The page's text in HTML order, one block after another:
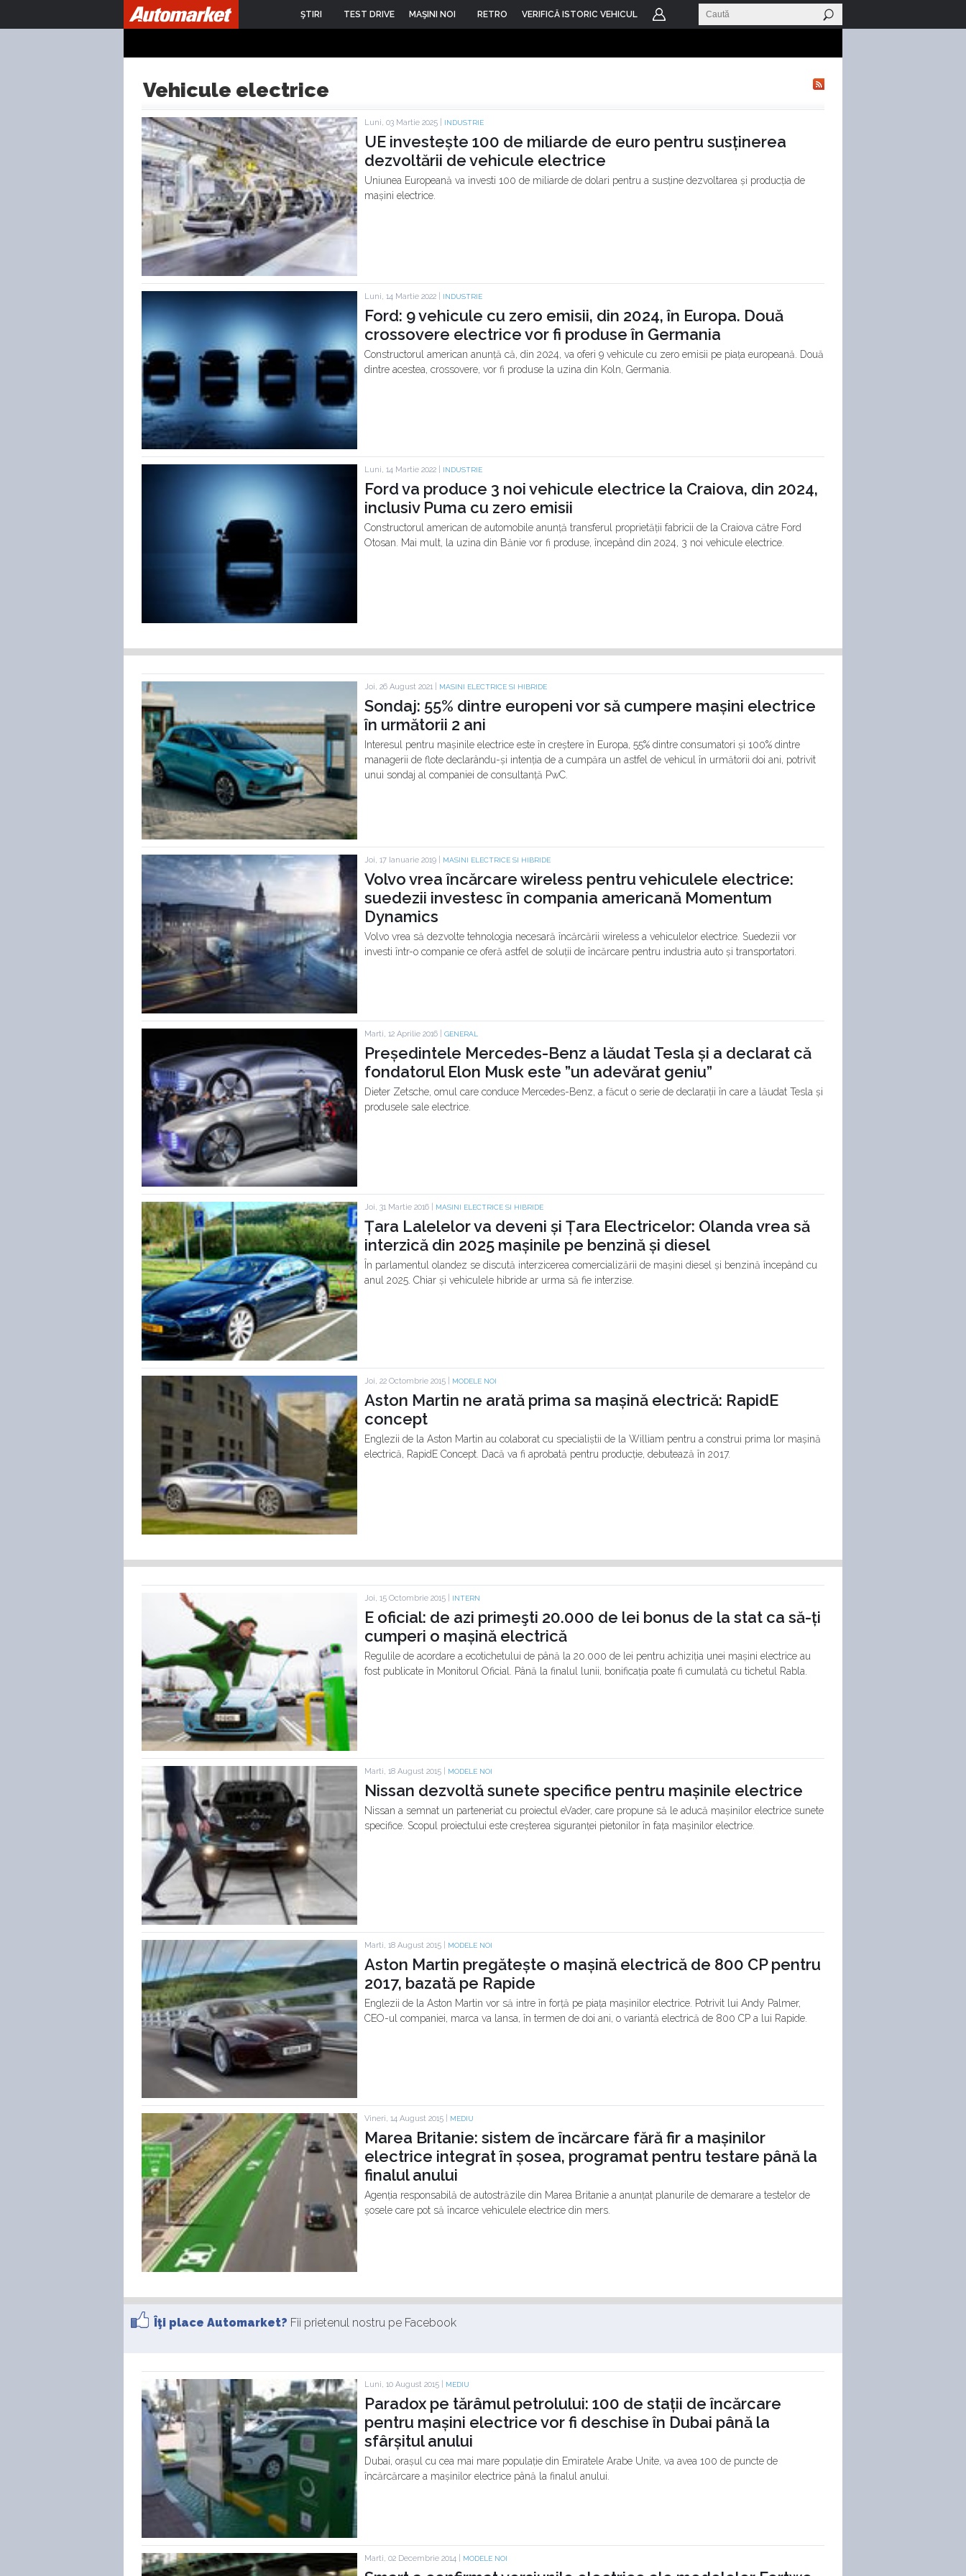
ŞTIRI TEST DRIVE MAŞINI NOI RETRO VERIFICĂ ISTORIC VEHICUL
Vehicule electrice
Luni, 03 Martie 2025 | INDUSTRIE
UE investește 100 de miliarde de euro pentru susținerea
dezvoltării de vehicule electrice
Uniunea Europeană va investi 100 de miliarde de dolari pentru a susține dezvoltarea și producția de
mașini electrice.
Luni, 14 Martie 2022 | INDUSTRIE
Ford: 9 vehicule cu zero emisii, din 2024, în Europa. Două
crossovere electrice vor fi produse în Germania
Constructorul american anunță că, din 2024, va oferi 9 vehicule cu zero emisii pe piața europeană. Două
dintre acestea, crossovere, vor fi produse la uzina din Koln, Germania.
Luni, 14 Martie 2022 | INDUSTRIE
Ford va produce 3 noi vehicule electrice la Craiova, din 2024,
inclusiv Puma cu zero emisii
Constructorul american de automobile anunță transferul proprietății fabricii de la Craiova către Ford
Otosan. Mai mult, la uzina din Bănie vor fi produse, începând din 2024, 3 noi vehicule electrice.
Joi, 26 August 2021 | MASINI ELECTRICE SI HIBRIDE
Sondaj: 55% dintre europeni vor să cumpere mașini electrice
în următorii 2 ani
Interesul pentru mașinile electrice este în creștere în Europa, 55% dintre consumatori și 100% dintre
managerii de flote declarându-și intenția de a cumpăra un astfel de vehicul în următorii doi ani, potrivit
unui sondaj al companiei de consultanță PwC.
Joi, 17 Ianuarie 2019 | MASINI ELECTRICE SI HIBRIDE
Volvo vrea încărcare wireless pentru vehiculele electrice:
suedezii investesc în compania americană Momentum
Dynamics
Volvo vrea să dezvolte tehnologia necesară încărcării wireless a vehiculelor electrice. Suedezii vor
investi într-o companie ce oferă astfel de soluții de încărcare pentru industria auto și transportatori.
Marti, 12 Aprilie 2016 | GENERAL
Președintele Mercedes-Benz a lăudat Tesla și a declarat că
fondatorul Elon Musk este ”un adevărat geniu”
Dieter Zetsche, omul care conduce Mercedes-Benz, a făcut o serie de declarații în care a lăudat Tesla și
produsele sale electrice.
Joi, 31 Martie 2016 | MASINI ELECTRICE SI HIBRIDE
Țara Lalelelor va deveni și Țara Electricelor: Olanda vrea să
interzică din 2025 mașinile pe benzină și diesel
În parlamentul olandez se discută interzicerea comercializării de mașini diesel și benzină începând cu
anul 2025. Chiar și vehiculele hibride ar urma să fie interzise.
Joi, 22 Octombrie 2015 | MODELE NOI
Aston Martin ne arată prima sa mașină electrică: RapidE
concept
Englezii de la Aston Martin au colaborat cu specialiștii de la William pentru a construi prima lor mașină
electrică, RapidE Concept. Dacă va fi aprobată pentru producție, debutează în 2017.
Joi, 15 Octombrie 2015 | INTERN
E oficial: de azi primeşti 20.000 de lei bonus de la stat ca să-ți
cumperi o mașină electrică
Regulile de acordare a ecotichetului de până la 20.000 de lei pentru achiziția unei mașini electrice au
fost publicate în Monitorul Oficial. Până la finalul lunii, bonificația poate fi cumulată cu tichetul Rabla.
Marti, 18 August 2015 | MODELE NOI
Nissan dezvoltă sunete specifice pentru mașinile electrice
Nissan a semnat un parteneriat cu proiectul eVader, care propune să le aducă mașinilor electrice sunete
specifice. Scopul proiectului este creșterea siguranței pietonilor în fața mașinilor electrice.
Marti, 18 August 2015 | MODELE NOI
Aston Martin pregătește o mașină electrică de 800 CP pentru
2017, bazată pe Rapide
Englezii de la Aston Martin vor să intre în forță pe piața mașinilor electrice. Potrivit lui Andy Palmer,
CEO-ul companiei, marca va lansa, în termen de doi ani, o variantă electrică de 800 CP a lui Rapide.
Vineri, 14 August 2015 | MEDIU
Marea Britanie: sistem de încărcare fără fir a mașinilor
electrice integrat în șosea, programat pentru testare până la
finalul anului
Agenția responsabilă de autostrăzile din Marea Britanie a anunțat planurile de demarare a testelor de
șosele care pot să încarce vehiculele electrice din mers.
Îţi place Automarket? Fii prietenul nostru pe Facebook
Luni, 10 August 2015 | MEDIU
Paradox pe tărâmul petrolului: 100 de stații de încărcare
pentru mașini electrice vor fi deschise în Dubai până la
sfârșitul anului
Dubai, orașul cu cea mai mare populație din Emiratele Arabe Unite, va avea 100 de puncte de
încărcărcare a mașinilor electrice până la finalul anului.
Marti, 02 Decembrie 2014 | MODELE NOI